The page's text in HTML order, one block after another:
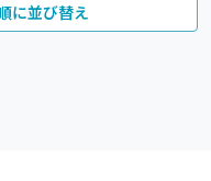
に並び替え